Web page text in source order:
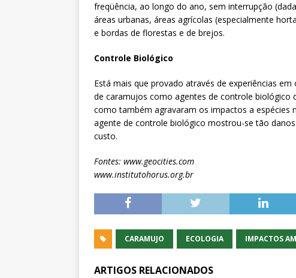
freqüência, ao longo do ano, sem interrupção
áreas urbanas, áreas agrícolas (especialmente
e bordas de florestas e de brejos.
Controle Biológico
Está mais que provado através de experiências
de caramujos como agentes de controle biológico
como também agravaram os impactos a espécies
agente de controle biológico mostrou-se tão
custo.
Fontes: www.geocities.com
www.institutohorus.org.br
CARAMUJO ECOLOGIA IMPACTOS
ARTIGOS RELACIONADOS